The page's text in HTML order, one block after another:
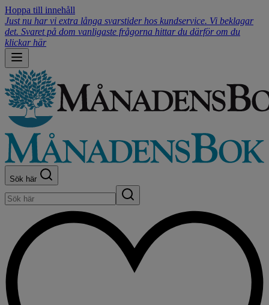
Hoppa till innehåll
Just nu har vi extra långa svarstider hos kundservice. Vi beklagar
det. Svaret på dom vanligaste frågorna hittar du därför om du
klickar här
Sök här